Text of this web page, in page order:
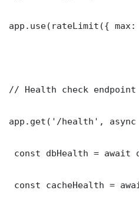
app.use(rateLimit({
// Health check endpoint
app.get('/health',
const dbHealth = await
const cacheHealth =